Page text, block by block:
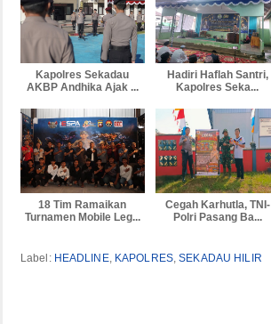
Kapolres Sekadau
AKBP Andhika Ajak ...
Hadiri Haflah Santri,
Kapolres Seka...
18 Tim Ramaikan
Turnamen Mobile Leg...
Cegah Karhutla, TNI-
Polri Pasang Ba...
Label: HEADLINE, KAPOLRES,SEKADAU HILIR